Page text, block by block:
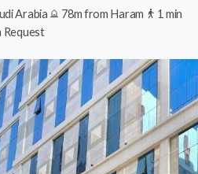
Arabia 78m from Haram
1 min
Request